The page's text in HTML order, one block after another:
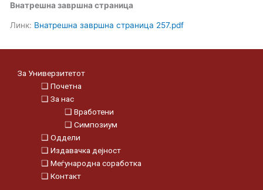
Внатрешна завршна страница
Линк: Внатрешна завршнa страница 257.pdf
За Универзитетот
❑ Почетна
❑ За нас
❑ Вработени
❑ Симпозиум
❑ Оддели
❑ Издавачка дејност
❑ Меѓународна соработка
❑ Контакт